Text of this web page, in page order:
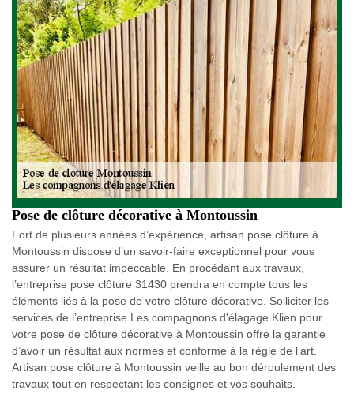
Pose de clôture décorative à Montoussin
Fort de plusieurs années d’expérience, artisan pose clôture à
Montoussin dispose d’un savoir-faire exceptionnel pour vous
assurer un résultat impeccable. En procédant aux travaux,
l’entreprise pose clôture 31430 prendra en compte tous les
éléments liés à la pose de votre clôture décorative. Solliciter les
services de l’entreprise Les compagnons d'élagage Klien pour
votre pose de clôture décorative à Montoussin offre la garantie
d’avoir un résultat aux normes et conforme à la règle de l’art.
Artisan pose clôture à Montoussin veille au bon déroulement des
travaux tout en respectant les consignes et vos souhaits.